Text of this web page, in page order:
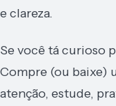
e clareza.
Se você tá curioso
Compre (ou baixe)
atenção, estude,